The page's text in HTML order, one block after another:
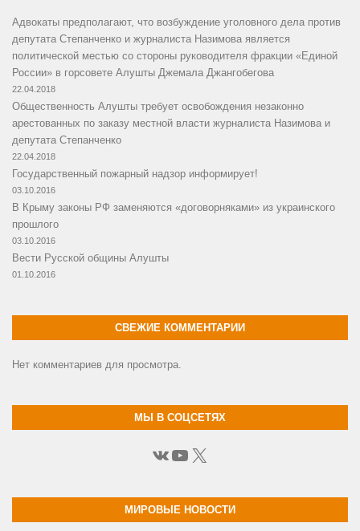
Адвокаты предполагают, что возбуждение уголовного дела против
депутата Степанченко и журналиста Назимова является
политической местью со стороны руководителя фракции «Единой
России» в горсовете Алушты Джемала Джангобегова
22.04.2018
Общественность Алушты требует освобождения незаконно
арестованных по заказу местной власти журналиста Назимова и
депутата Степанченко
22.04.2018
Государственный пожарный надзор информирует!
03.10.2016
В Крыму законы РФ заменяются «договорняками» из украинского
прошлого
03.10.2016
Вести Русской общины Алушты
01.10.2016
СВЕЖИЕ КОММЕНТАРИИ
Нет комментариев для просмотра.
МЫ В СОЦСЕТЯХ
ВКонтакте
YouTube
X
МИРОВЫЕ НОВОСТИ